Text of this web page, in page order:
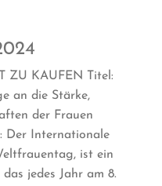
ZU KAUFEN Titel:
an die Stärke,
der Frauen
Der Internationale
ist ein
jedes Jahr am 8.